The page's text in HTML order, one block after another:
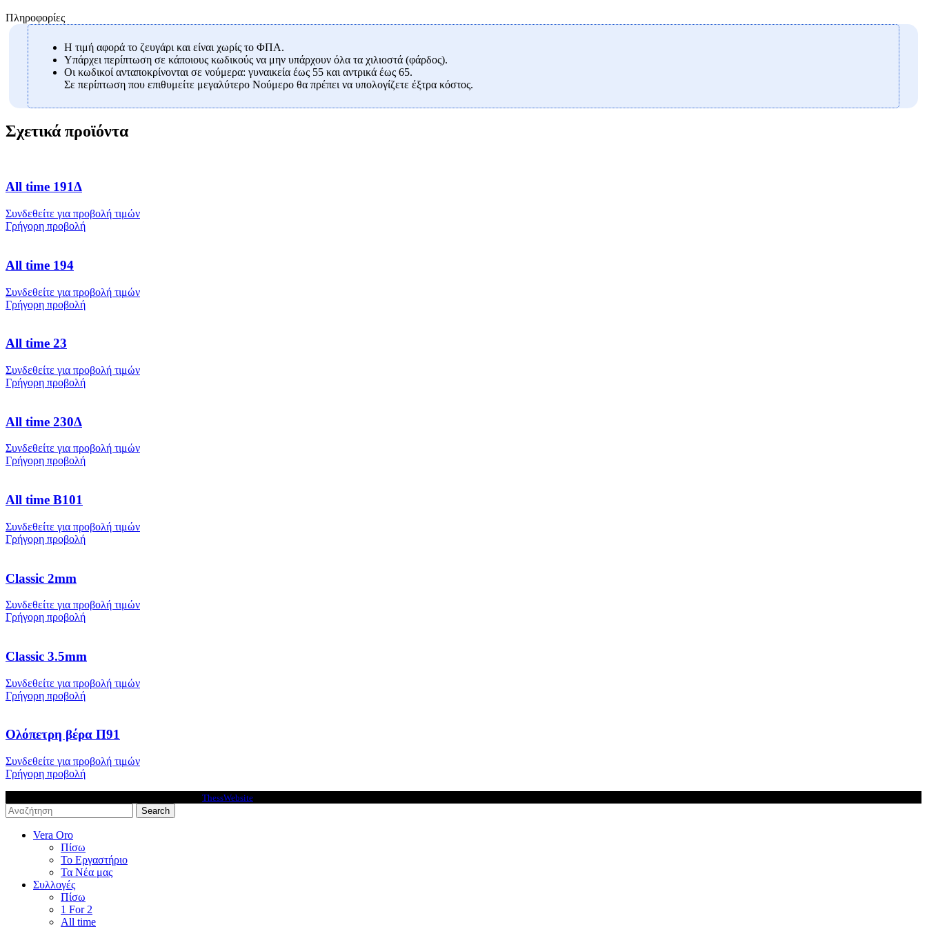
Πληροφορίες
Η τιμή αφορά το ζευγάρι και είναι χωρίς το ΦΠΑ.
Υπάρχει περίπτωση σε κάποιους κωδικούς να μην υπάρχουν όλα τα χιλιοστά (φάρδος).
Οι κωδικοί ανταποκρίνονται σε νούμερα: γυναικεία έως 55 και αντρικά έως 65.
Σε περίπτωση που επιθυμείτε μεγαλύτερο Νούμερο θα πρέπει να υπολογίζετε έξτρα κόστος.
Σχετικά προϊόντα
All time 191Δ
Συνδεθείτε για προβολή τιμών
Γρήγορη προβολή
All time 194
Συνδεθείτε για προβολή τιμών
Γρήγορη προβολή
All time 23
Συνδεθείτε για προβολή τιμών
Γρήγορη προβολή
All time 230Δ
Συνδεθείτε για προβολή τιμών
Γρήγορη προβολή
All time B101
Συνδεθείτε για προβολή τιμών
Γρήγορη προβολή
Classic 2mm
Συνδεθείτε για προβολή τιμών
Γρήγορη προβολή
Classic 3.5mm
Συνδεθείτε για προβολή τιμών
Γρήγορη προβολή
Ολόπετρη βέρα Π91
Συνδεθείτε για προβολή τιμών
Γρήγορη προβολή
ThessWebsite
Search
Vera Oro
Πίσω
Το Εργαστήριο
Τα Νέα μας
Συλλογές
Πίσω
1 For 2
All time